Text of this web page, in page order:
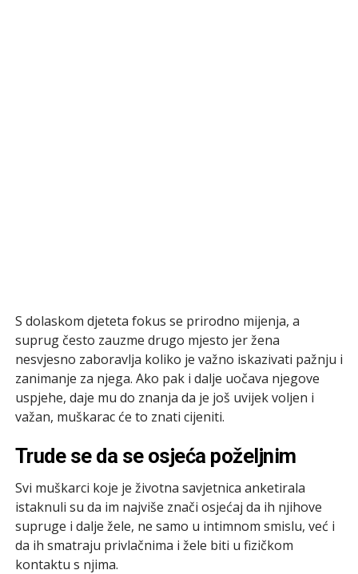
S dolaskom djeteta fokus se prirodno mijenja, a
suprug često zauzme drugo mjesto jer žena
nesvjesno zaboravlja koliko je važno iskazivati pažnju i
zanimanje za njega. Ako pak i dalje uočava njegove
uspjehe, daje mu do znanja da je još uvijek voljen i
važan, muškarac će to znati cijeniti.
Trude se da se osjeća poželjnim
Svi muškarci koje je životna savjetnica anketirala
istaknuli su da im najviše znači osjećaj da ih njihove
supruge i dalje žele, ne samo u intimnom smislu, već i
da ih smatraju privlačnima i žele biti u fizičkom
kontaktu s njima.